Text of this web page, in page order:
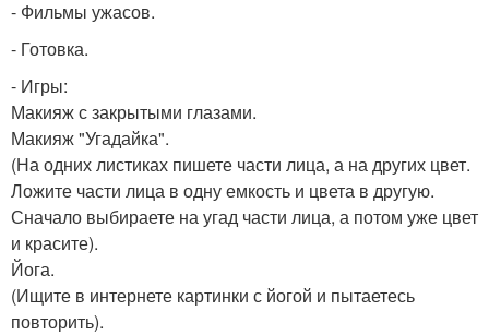
- Фильмы ужасов.
- Готовка.
- Игры:
Макияж с закрытыми глазами.
Макияж "Угадайка".
(На одних листиках пишете части лица, а на других цвет.
Ложите части лица в одну емкость и цвета в другую.
Сначало выбираете на угад части лица, а потом уже цвет
и красите).
Йога.
(Ищите в интернете картинки с йогой и пытаетесь
повторить).